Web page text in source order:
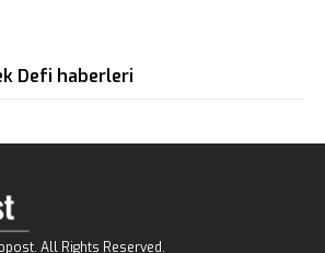
Defi haberleri
All Rights Reserved.